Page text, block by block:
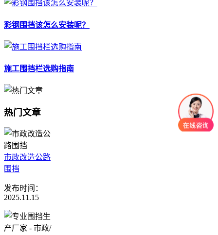
彩钢围挡该怎么安装呢？
施工围挡栏选购指南
热门文章
市政改造公路
围挡
发布时间：
2025.11.15